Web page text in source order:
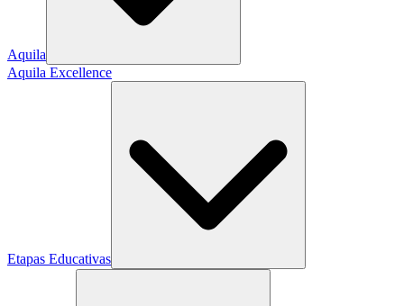
Aquila
Aquila Excellence
Etapas Educativas